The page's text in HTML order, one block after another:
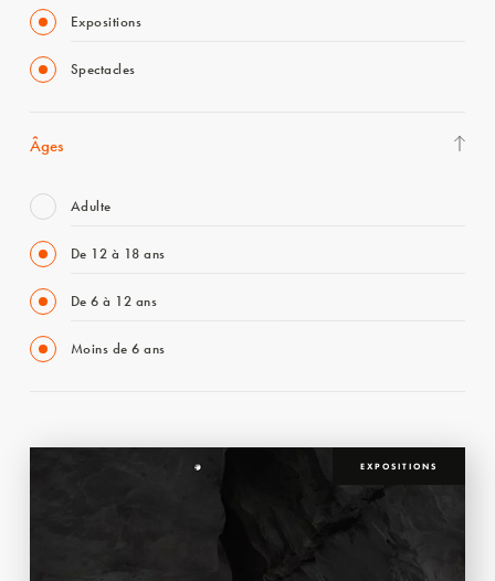
Expositions
Spectacles
Âges
Adulte
De 12 à 18 ans
De 6 à 12 ans
Moins de 6 ans
EXPOSITIONS